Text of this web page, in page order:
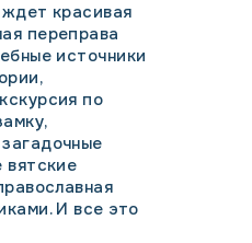
красивая
переправа
источники
по
вятские
И все это